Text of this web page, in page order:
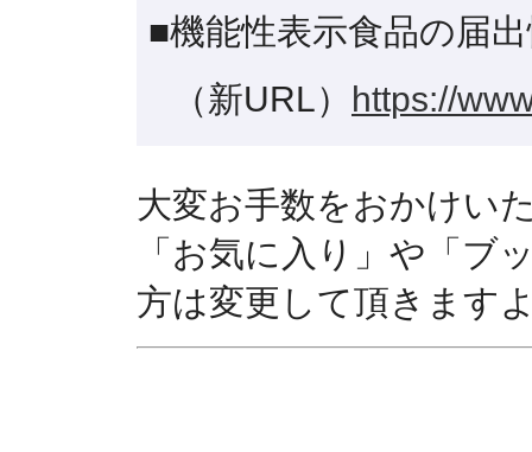
■機能性表示食品の届
（新URL） https://
大変お手数をおかけい
「お気に入り」や「ブ
方は変更して頂きます